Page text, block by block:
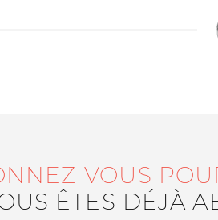
Le médiateurVOUS
ÊTES DÉJÀ